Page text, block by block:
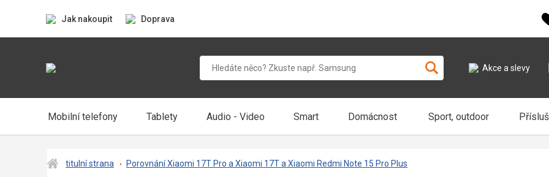
Jak nakoupit Doprava
Akce a slevy
Mobilní telefony Tablety Audio - Video Smart Domácnost Sport, outdoor
titulní strana Porovnání Xiaomi 17T Pro a Xiaomi 17T a Xiaomi Redmi Note 15 Pro Plus